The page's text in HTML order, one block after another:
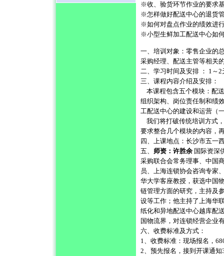
※收、验货环节作业的要求
※怎样做好配送中心的退货
※如何对盘点作业的绩效进
※小型生鲜加工配送中心如
一、培训对象：零售企业的
采购经理、配送主管等相关
二、学习时间及安排 ： 1～
三、课程内容介绍及安排：
本课程包含五个模块：配
组织架构、岗位责任制和绩
工配送中心的建设和运营（
我们将打破传统培训方式
要求整合几个模块的内容，
四、上课地点：长沙市五一
五、 师资：许胜余 国际资深
采购联合会常务理事、中国
员、上海连锁协会咨询专家
华大学客座教授，获选中国
链管理方面的研究，主持及
设等工作；他主持了上海华
纸化和异地配送中心越库配
国物流界，对连锁经营企业
六、收费标准及方式：
1、收费标准：现场报名，
2、预先报名，接到开课通